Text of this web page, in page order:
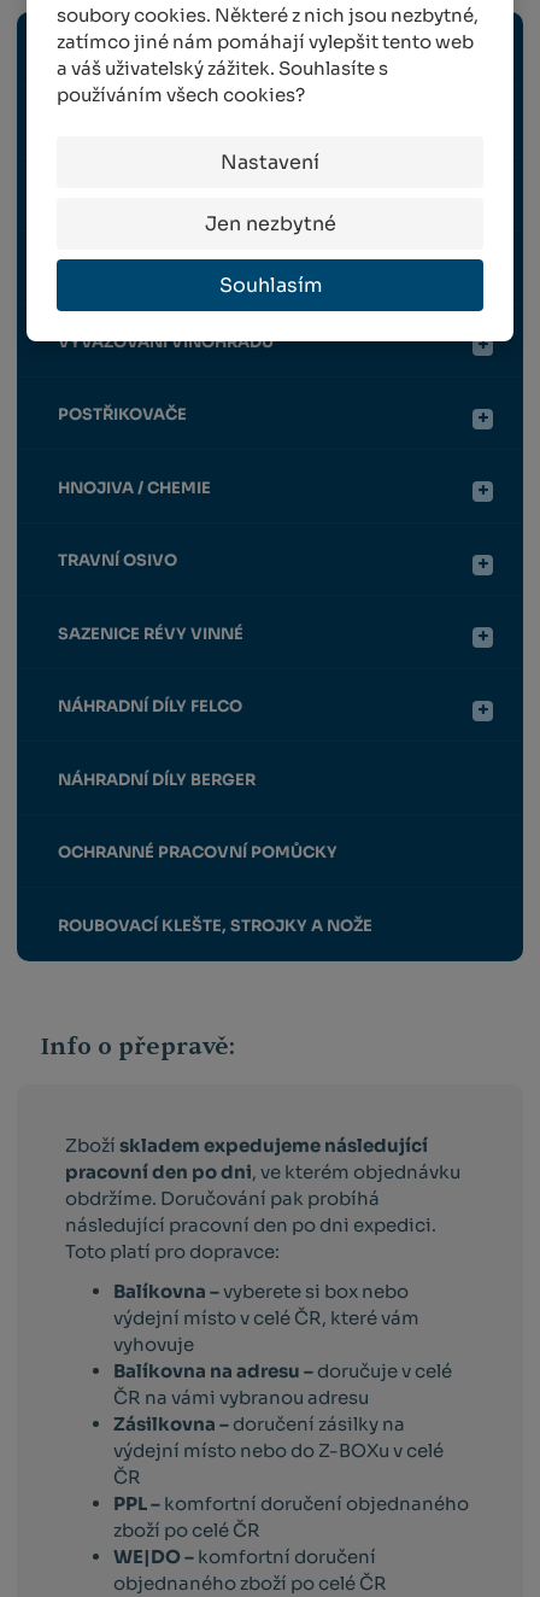
soubory cookies. Některé z nich jsou nezbytné,
zatímco jiné nám pomáhají vylepšit tento web
a váš uživatelský zážitek. Souhlasíte s
používáním všech cookies?
Nastavení
Jen nezbytné
Souhlasím
ELEKTRICKÉ NÁŘADÍ
OCHRANNÉ PRVKY
VYVAZOVÁNÍ VINOHRADU
POSTŘIKOVAČE
HNOJIVA / CHEMIE
TRAVNÍ OSIVO
SAZENICE RÉVY VINNÉ
NÁHRADNÍ DÍLY FELCO
NÁHRADNÍ DÍLY BERGER
OCHRANNÉ PRACOVNÍ POMŮCKY
ROUBOVACÍ KLEŠTE, STROJKY A NOŽE
Info o přepravě:
Zbožískladem expedujeme následující
pracovní den po dni, ve kterém objednávku
obdržíme. Doručování pak probíhá
následující pracovní den po dni expedici.
Toto platí pro dopravce:
Balíkovna –vyberete si box nebo
výdejní místo v celé ČR, které vám
vyhovuje
Balíkovna na adresu – doručuje v celé
ČR na vámi vybranou adresu
Zásilkovna – doručení zásilky na
výdejní místo nebo do Z-BOXu v celé
ČR
PPL – komfortní doručení objednaného
zboží po celé ČR
WE|DO – komfortní doručení
objednaného zboží po celé ČR